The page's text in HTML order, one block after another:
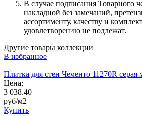
В случае подписания Товарного
накладной без замечаний,
ассортименту, качеству и
удовлетворению не подлежат.
Другие товары коллекции
В избранное
Плитка для стен Чементо 11270R серая
Цена:
3 038.40
руб/м2
Купить